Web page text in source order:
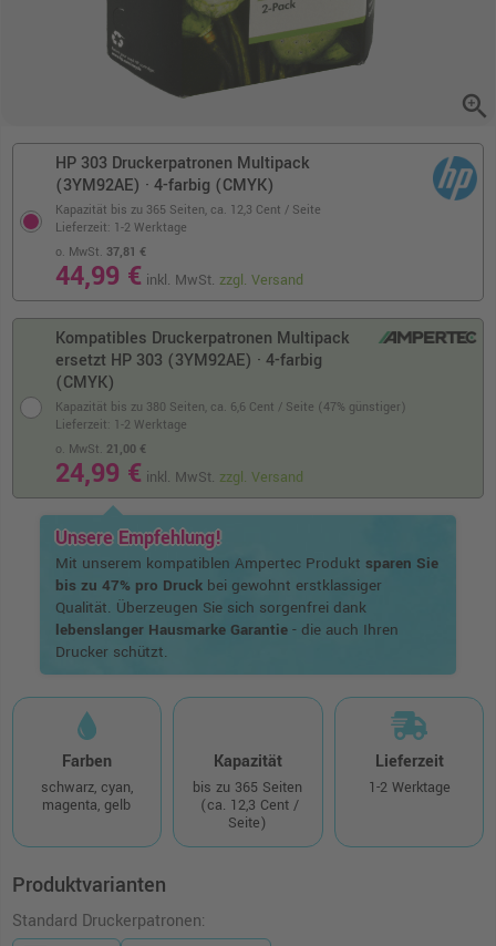
zoom_in
HP 303 Druckerpatronen Multipack
(3YM92AE) · 4-farbig (CMYK)
Kapazität bis zu 365 Seiten, ca. 12,3 Cent / Seite
o. MwSt. 37,81 €
44,99 € inkl. MwSt.zzgl. Versand
Lieferzeit: 1-2 Werktage
Kompatibles Druckerpatronen Multipack
ersetzt HP 303 (3YM92AE) · 4-farbig
(CMYK)
Kapazität bis zu 380 Seiten, ca. 6,6 Cent / Seite (47% günstiger)
o. MwSt. 21,00 €
24,99 € inkl. MwSt. zzgl. Versand
Lieferzeit: 1-2 Werktage
Unsere Empfehlung!
Mit unserem kompatiblen Ampertec Produkt sparen Sie
bis zu 47% pro Druckbei gewohnt erstklassiger
Qualität. Überzeugen Sie sich sorgenfrei dank
lebenslanger Hausmarke Garantie- die auch Ihren
Drucker schützt.
Farben
schwarz, cyan,
magenta, gelb
Kapazität
bis zu 365 Seiten
(ca. 12,3 Cent /
Seite)
Lieferzeit
1-2 Werktage
Produktvarianten
Standard Druckerpatronen: